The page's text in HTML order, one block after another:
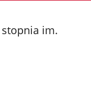
stopnia im.